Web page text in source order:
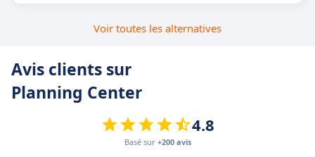
Voir toutes les alternatives
Avis clients sur
Planning Center
4.8
Basé sur +200 avis